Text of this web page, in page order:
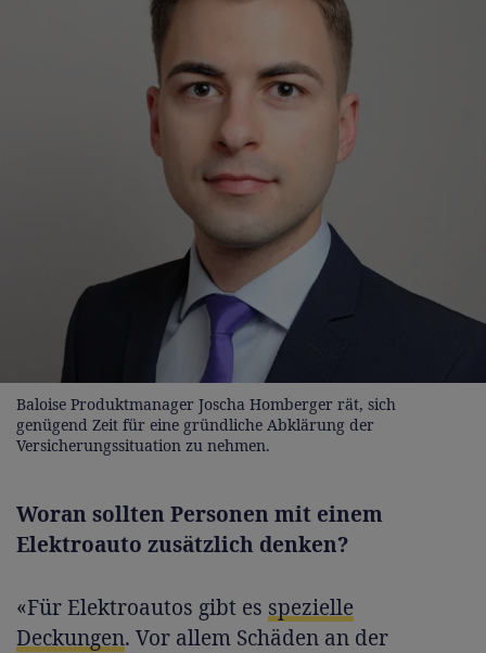
Baloise Produktmanager Joscha Homberger rät, sich
genügend Zeit für eine gründliche Abklärung der
Versicherungssituation zu nehmen.
Woran sollten Personen mit einem
Elektroauto zusätzlich denken?
«Für Elektroautos gibt es spezielle
Deckungen. Vor allem Schäden an der